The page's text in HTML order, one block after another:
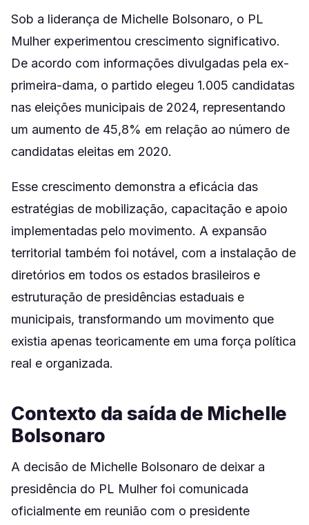
Sob a liderança de Michelle Bolsonaro, o PL
Mulher experimentou crescimento significativo.
De acordo com informações divulgadas pela ex-
primeira-dama, o partido elegeu 1.005 candidatas
nas eleições municipais de 2024, representando
um aumento de 45,8% em relação ao número de
candidatas eleitas em 2020.
Esse crescimento demonstra a eficácia das
estratégias de mobilização, capacitação e apoio
implementadas pelo movimento. A expansão
territorial também foi notável, com a instalação de
diretórios em todos os estados brasileiros e
estruturação de presidências estaduais e
municipais, transformando um movimento que
existia apenas teoricamente em uma força política
real e organizada.
Contexto da saída de Michelle
Bolsonaro
A decisão de Michelle Bolsonaro de deixar a
presidência do PL Mulher foi comunicada
oficialmente em reunião com o presidente